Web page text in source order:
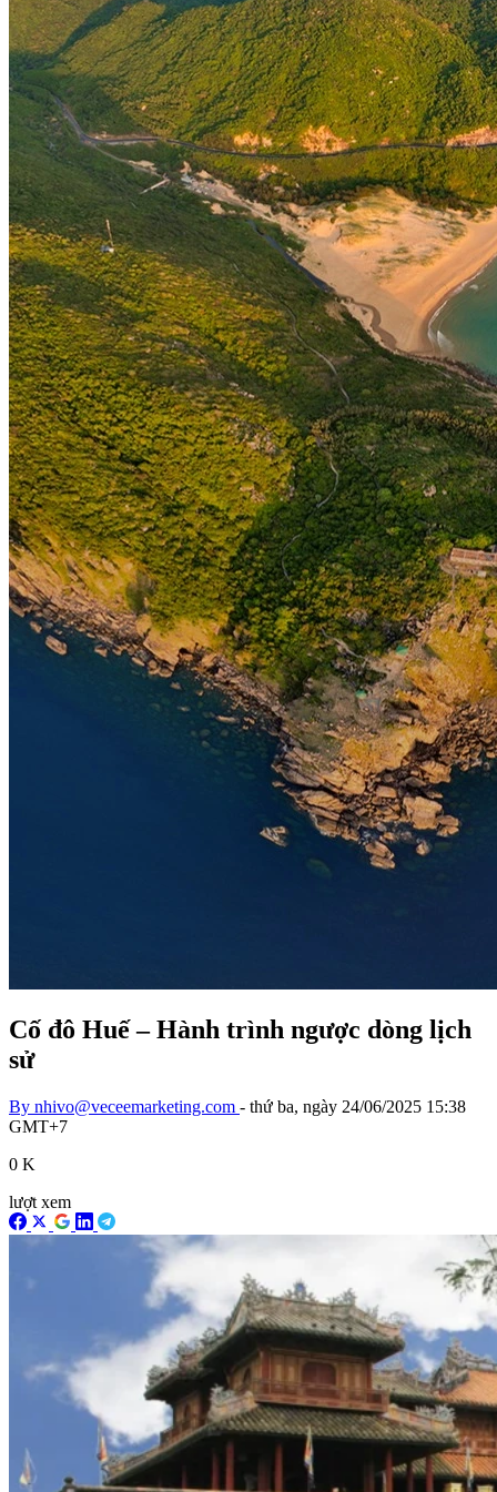
Cố đô Huế – Hành trình ngược dòng lịch
sử
By nhivo@veceemarketing.com - thứ ba, ngày 24/06/2025 15:38
GMT+7
0 K
lượt xem